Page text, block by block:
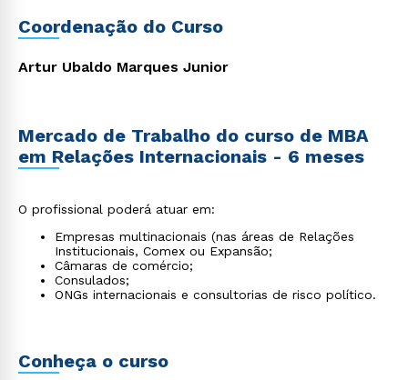
Coordenação do Curso
Artur Ubaldo Marques Junior
Mercado de Trabalho do curso de MBA
em Relações Internacionais - 6 meses
O profissional poderá atuar em:
Empresas multinacionais (nas áreas de Relações
Institucionais, Comex ou Expansão;
Câmaras de comércio;
Consulados;
ONGs internacionais e consultorias de risco político.
Conheça o curso